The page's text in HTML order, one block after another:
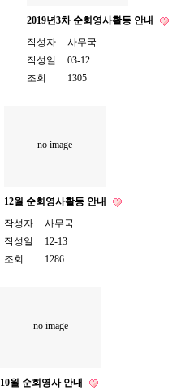
2019년3차 순회영사활동 안내
작성자
사무국
작성일
03-12
조회
1305
no image
12월 순회영사활동 안내
작성자
사무국
작성일
12-13
조회
1286
no image
10월 순회영사 안내